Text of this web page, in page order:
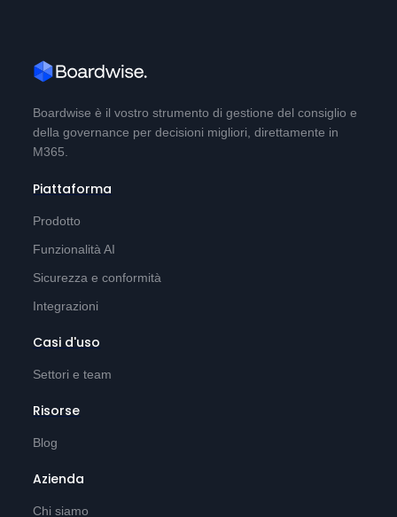
Boardwise è il vostro strumento di gestione del consiglio e
della governance per decisioni migliori, direttamente in
M365.
Piattaforma
Prodotto
Funzionalità AI
Sicurezza e conformità
Integrazioni
Casi d'uso
Settori e team
Risorse
Blog
Azienda
Chi siamo